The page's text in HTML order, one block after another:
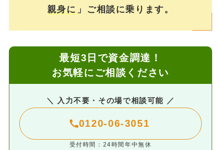
親身に 」ご相談に乗ります。
最短3日で資金調達！
お気軽にご相談ください
＼ 入力不要・その場で相談可能 ／
0120-06-3051
受付時間：24時間年中無休